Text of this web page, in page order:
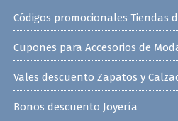
Códigos promocionales Tiendas
Cupones para Accesorios de
Vales descuento Zapatos y
Bonos descuento Joyería